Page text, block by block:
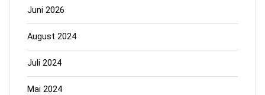
Juni 2026
August 2024
Juli 2024
Mai 2024